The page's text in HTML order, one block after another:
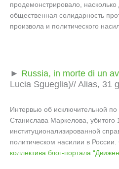
продемонстрировало,
общественная солидарность
произвола и политического
► Russia, in morte di un
Lucia Sgueglia)// Alias, 31
Интервью об исключительной по
Станислава Маркелова, убитого
институционализированной
политическом насилии в
коллектива блог-портала